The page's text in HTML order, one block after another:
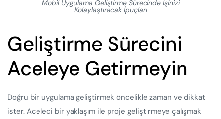
Mobil Uygulama Geliştirme Sürecinde İşinizi
Kolaylaştıracak İpuçları
Geliştirme Sürecini
Aceleye Getirmeyin
Doğru bir uygulama geliştirmek öncelikle zaman ve dikkat
ister. Aceleci bir yaklaşım ile proje geliştirmeye çalışmak